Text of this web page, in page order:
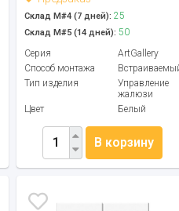
Склад М#4 (7 дней): 25
Склад М#5 (14 дней): 50
Серия
ArtGallery
Способ монтажа
Тип изделия
Управление
жалюзи
Цвет
Белый
В корзину